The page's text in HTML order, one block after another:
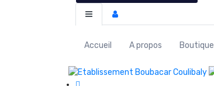
Accueil A propos Boutique